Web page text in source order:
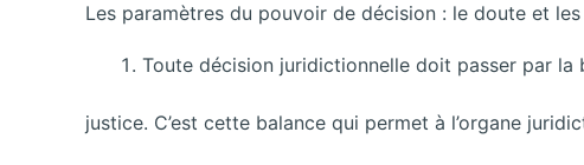
Les paramètres du pouvoir de décision : le doute et
Toute décision juridictionnelle doit passer par la
justice. C’est cette balance qui permet à l’organe